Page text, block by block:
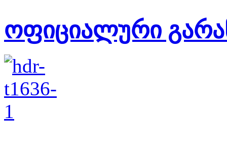
ოფიციალური